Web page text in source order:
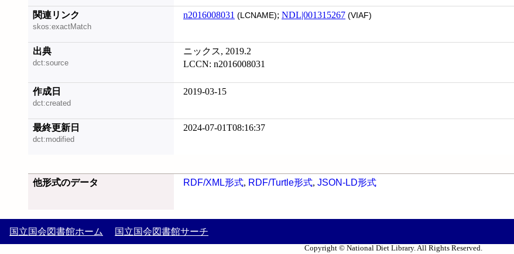
関連リンク
skos:exactMatch
n2016008031 (LCNAME); NDL|001315267 (VIAF)
出典
dct:source
ニックス, 2019.2
LCCN: n2016008031
作成日
dct:created
2019-03-15
最終更新日
dct:modified
2024-07-01T08:16:37
他形式のデータ RDF/XML形式, RDF/Turtle形式, JSON-LD形式
国立国会図書館ホーム 国立国会図書館サーチ
Copyright © National Diet Library. All Rights Reserved.